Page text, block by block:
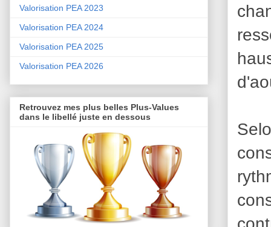
Valorisation PEA 2023
Valorisation PEA 2024
Valorisation PEA 2025
Valorisation PEA 2026
Retrouvez mes plus belles Plus-Values
dans le libellé juste en dessous